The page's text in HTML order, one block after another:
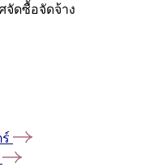
จัดซื้อจัดจ้าง